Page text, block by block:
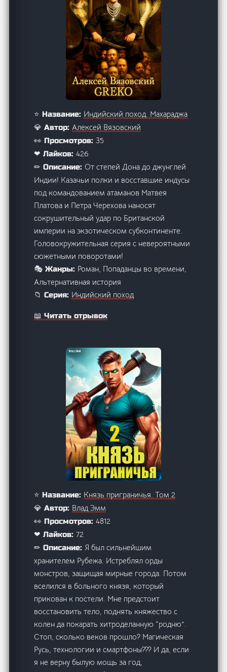
⭐ Название: Индийский поход. Махараджа
💎 Автор:Алексей Вязовский
👀 Просмотров:35
❤ Лайков:426
✏ Описание:От степей Дона до джунглей
Индии! Казачьи полки и восставшие индусы
под командованием атаманов Матвея
Платова и Петра Черехова наносят
сокрушительный удар по Британской
империи на экзотическом субконтиненте.
Головокружительная серия с невероятными
сюжетными поворотами!
🎭 Жанры: Роман, Попаданцы во времени,
Альтернативная история
📁 Серия: Индийский поход
📖 Читать отрывок
⭐ Название: Князь приграничья. Том 2
💎 Автор: Влад Эмм
👀 Просмотров:4812
❤ Лайков:72
✏ Описание:Я был сильнейшим
хранителем Рубежа. Истреблял орды
монстров, защищая мирные города. Потом
вселился в больного князя, который
прикован к постели. Мне предстоит
восстановить тело, поднять княжество с
колен да покарать хитроделанную “родню”.
Стоп, сколько веков прошло? Магическая
Русь, технологии и смартфоны??? И да, если
я не верну былую мощь за год,